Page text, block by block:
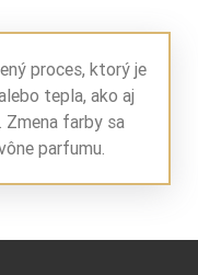
proces, ktorý je
tepla, ako aj
farby sa
parfumu.